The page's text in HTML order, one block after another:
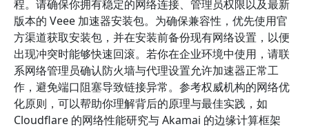
程。请确保你拥有稳定的网络连接、管理员权限以及最新
版本的 Veee 加速器安装包。为确保兼容性，优先使用官
方渠道获取安装包，并在安装前备份现有网络设置，以便
出现冲突时能够快速回滚。若你在企业环境中使用，请联
系网络管理员确认防火墙与代理设置允许加速器正常工
作，避免端口阻塞导致链接异常。参考权威机构的网络优
化原则，可以帮助你理解背后的原理与最佳实践，如
Cloudflare 的网络性能研究与 Akamai 的边缘计算框架